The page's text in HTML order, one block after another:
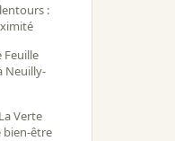
:
Feuille
Neuilly-
Verte
bien-être